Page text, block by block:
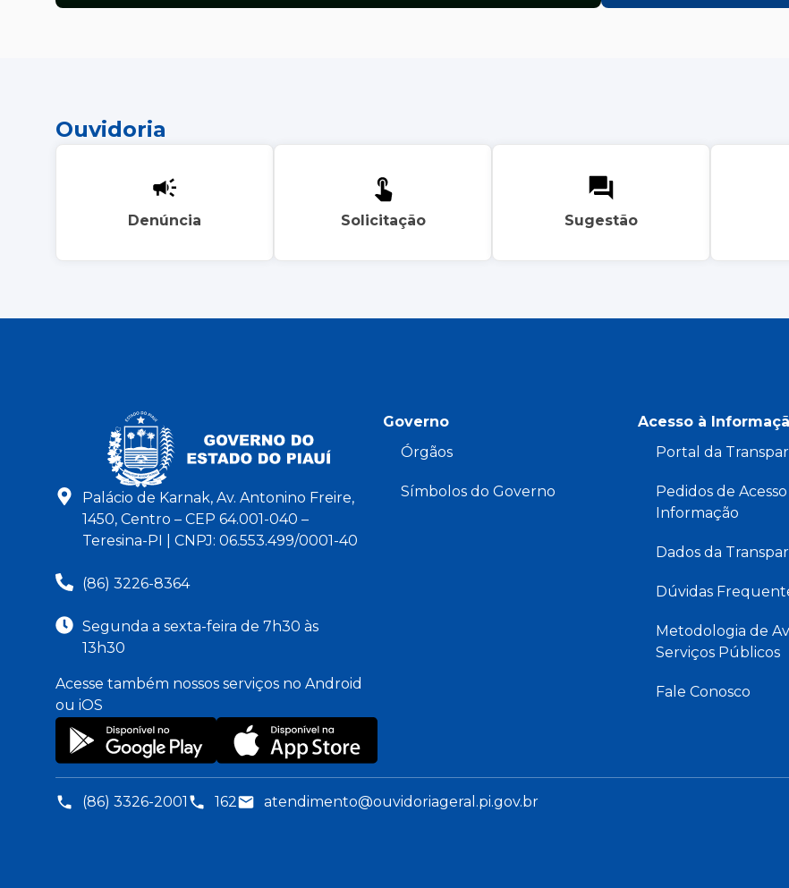
Ouvidoria
Denúncia Solicitação Sugestão
Palácio de Karnak, Av. Antonino Freire,
1450, Centro – CEP 64.001-040 –
Teresina-PI | CNPJ: 06.553.499/0001-40
(86) 3226-8364
Segunda a sexta-feira de 7h30 às
13h30
Acesse também nossos serviços no Android
ou iOS
Governo
Órgãos
Símbolos do Governo
Acesso à
Portal da
Pedidos de Acesso
Informação
Dados da
Dúvidas
Metodologia de
Serviços Públicos
Fale Conosco
(86) 3326-2001 162 atendimento@ouvidoriageral.pi.gov.br